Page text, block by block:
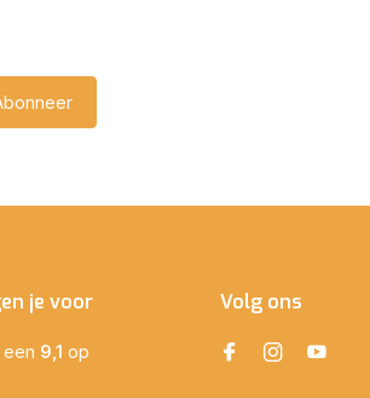
je voor
een 9,1 op
Volg ons